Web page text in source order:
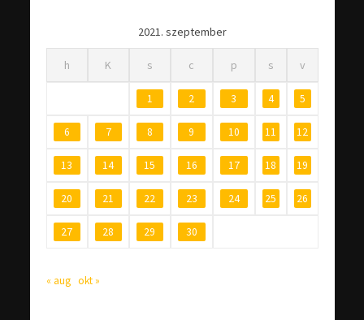
2021. szeptember
h K s c p s v
1 2 3 4 5
6 7 8 9 10 11 12
13 14 15 16 17 18 19
20 21 22 23 24 25 26
27 28 29 30
« aug okt »